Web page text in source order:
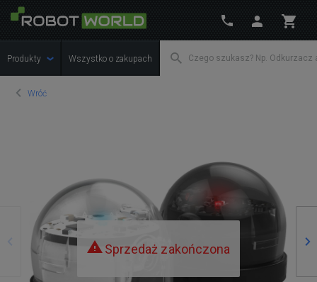
Produkty Wszystko o zakupach
Wróć
Poprzedni
Sprzedaż zakończona